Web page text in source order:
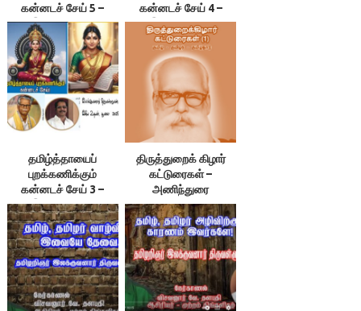
கன்னடச் சேய் 5 –
இலக்குவனார்
திருவள்ளுவன்
கன்னடச் சேய் 4 –
இலக்குவனார்
திருவள்ளுவன்
தமிழ்த்தாயைப்
புறக்கணிக்கும்
கன்னடச் சேய் 3 –
இலக்குவனார்
திருவள்ளுவன்
திருத்துறைக் கிழார்
கட்டுரைகள் –
அணிந்துரை